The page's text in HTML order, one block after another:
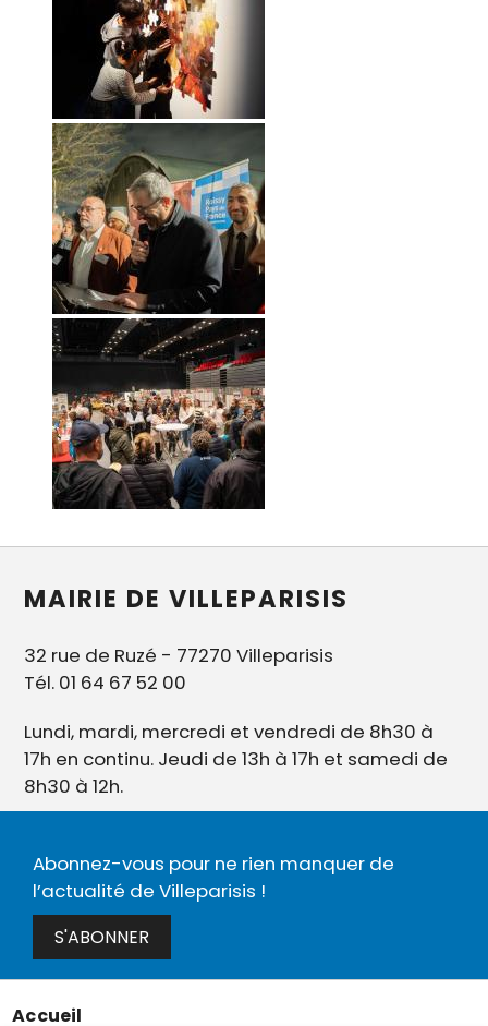
MAIRIE DE VILLEPARISIS
32 rue de Ruzé - 77270 Villeparisis
Tél. 01 64 67 52 00
Lundi, mardi, mercredi et vendredi de 8h30 à
17h en continu. Jeudi de 13h à 17h et samedi de
8h30 à 12h.
Abonnez-vous pour ne rien manquer de
l’actualité de Villeparisis !
S'ABONNER
Accueil